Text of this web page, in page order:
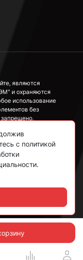
являются
и охраняются
использование
без
исключительно
как
ГК РФ.
с политикой
Чат